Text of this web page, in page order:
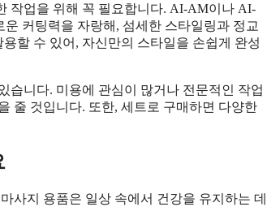
작업을 위해 꼭 필요합니다. AI-AM이나 AI-
커팅력을 자랑해, 섬세한 스타일링과 정교
할 수 있어, 자신만의 스타일을 손쉽게 완성
습니다. 미용에 관심이 많거나 전문적인 작업
줄 것입니다. 또한, 세트로 구매하면 다양한
사지 용품은 일상 속에서 건강을 유지하는 데